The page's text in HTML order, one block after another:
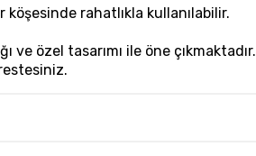
köşesinde rahatlıkla kullanılabilir.
ve özel tasarımı ile öne çıkmaktadır.